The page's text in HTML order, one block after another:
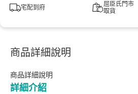
宅配到府
屈臣氏門市
取貨
商品詳細說明
商品詳細說明
詳細介紹